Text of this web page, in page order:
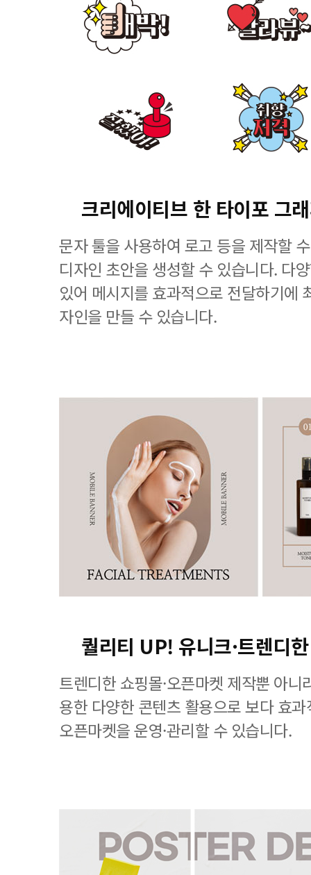
크리에이티브 한 타이포 그
문자 툴을 사용하여 로고 등을 제작할
디자인 초안을 생성할 수 있습니다. 다
있어 메시지를 효과적으로 전달하기에
자인을 만들 수 있습니다.
퀄리티 UP! 유니크·트렌디
트렌디한 쇼핑몰·오픈마켓 제작뿐 아
용한 다양한 콘텐츠 활용으로 보다 효
오픈마켓을 운영·관리할 수 있습니다.